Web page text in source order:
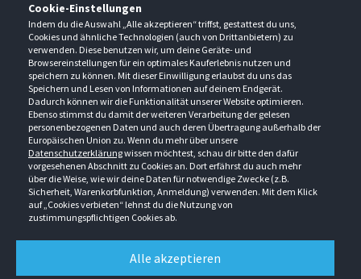
Cookie-Einstellungen
Indem du die Auswahl „Alle akzeptieren“ triffst, gestattest du uns,
Cookies und ähnliche Technologien (auch von Drittanbietern) zu
verwenden. Diese benutzen wir, um deine Geräte- und
Browsereinstellungen für ein optimales Kauferlebnis nutzen und
speichern zu können. Mit dieser Einwilligung erlaubst du uns das
Speichern und Lesen von Informationen auf deinem Endgerät.
Dadurch können wir die Funktionalität unserer Website optimieren.
Ebenso stimmst du damit der weiteren Verarbeitung der gelesen
personenbezogenen Daten und auch deren Übertragung außerhalb der
Europäischen Union zu. Wenn du mehr über unsere
Datenschutzerklärungwissen möchtest, schau dir bitte den dafür
vorgesehenen Abschnitt zu Cookies an. Dort erfährst du auch mehr
über die Weise, wie wir deine Daten für notwendige Zwecke (z.B.
Sicherheit, Warenkorbfunktion, Anmeldung) verwenden. Mit dem Klick
auf „Cookies verbieten“ lehnst du die Nutzung von
zustimmungspflichtigen Cookies ab.
Alle akzeptieren
Hilfe und Information
Fragen und Antworten (FAQ)
Kontakt
Newsletter
Events
Downloads
Kataloge
UNTERNEHMEN
Über uns
Anfahrt
Ansprechpartner
Außendienstbesuch
Jobs & Ausbildung
Retouren/Reklamationen
KONTAKT
Gröner-Schulze GmbH
Sarirstraße 5
12529 Schönefeld
Berlin-Schönefeld: +49 30 68 29 54-0
Saerbeck: +49 2574 88750-0
Weißenhorn: +49 731 3982-0
info@groener-schulze.com
ÖFFNUNGSZEITEN
Montag - Donnerstag
9:00 - 17:00
Freitag
9:00 - 15:00
FOLGE UNS
AGB Datenschutzbestimmungen Impressum
Alle Rechte vorbehalten. © Gröner-Schulze GmbH 2026 Verkauf nur an Unternehmer,